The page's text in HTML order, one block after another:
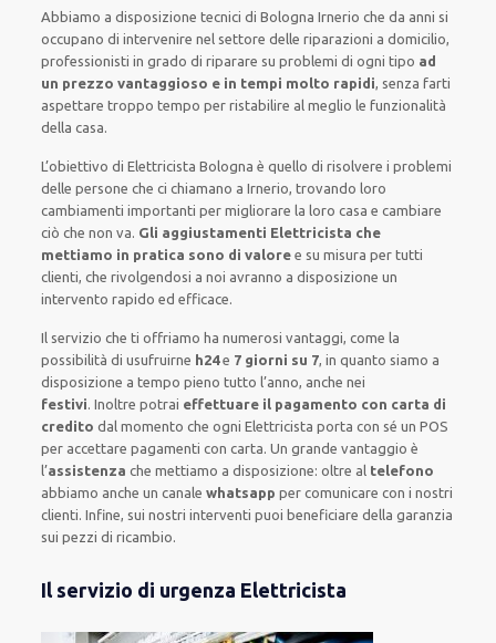
Abbiamo a disposizionetecnici di Bologna Irnerio che da anni si
occupano di intervenirenel settore delle riparazioni a domicilio,
professionistiin grado di riparare su problemi di ogni tipo ad
un prezzo vantaggioso e in tempi molto rapidi, senza farti
aspettare troppo tempo per ristabilire al meglio le funzionalità
della casa.
L’obiettivo di Elettricista Bologna è quello di risolvere i problemi
delle persone checi chiamano a Irnerio, trovando loro
cambiamenti importanti per migliorare la loro casa e cambiare
ciò che non va. Gli aggiustamenti Elettricista che
mettiamo in pratica sono di valore e su misura per tutti
clienti, che rivolgendosi a noi avranno a disposizione un
interventorapido ed efficace.
Il servizio che tioffriamo ha numerosi vantaggi, come la
possibilità di usufruirne h24e 7 giorni su 7, in quanto siamo a
disposizione a tempo pieno tutto l’anno, anche nei
festivi.Inoltrepotrai effettuare il pagamento con carta di
credito dal momento che ogni Elettricistaporta con séun POS
per accettare pagamenticon carta.Un grande vantaggio è
l’assistenza che mettiamo a disposizione: oltre al telefono
abbiamo anche uncanale whatsappper comunicare con i nostri
clienti.Infine, sui nostri interventi puoi beneficiare dellagaranzia
sui pezzi di ricambio.
Il servizio di urgenza Elettricista